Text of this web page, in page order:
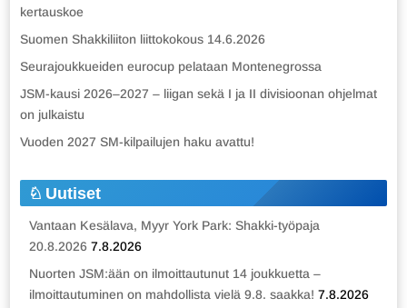
kertauskoe
Suomen Shakkiliiton liittokokous 14.6.2026
Seurajoukkueiden eurocup pelataan Montenegrossa
JSM-kausi 2026–2027 – liigan sekä I ja II divisioonan ohjelmat
on julkaistu
Vuoden 2027 SM-kilpailujen haku avattu!
Uutiset
Vantaan Kesälava, Myyr York Park: Shakki-työpaja
20.8.2026 7.8.2026
Nuorten JSM:ään on ilmoittautunut 14 joukkuetta –
ilmoittautuminen on mahdollista vielä 9.8. saakka! 7.8.2026